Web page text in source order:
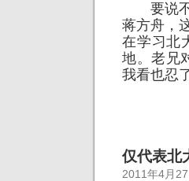
要说不
蒋方舟，
在学习北
地。老兄
我看也忍
仅代表北
2011年4月